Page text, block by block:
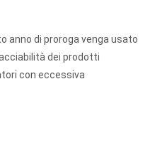
anno di proroga venga usato
dei prodotti
con eccessiva